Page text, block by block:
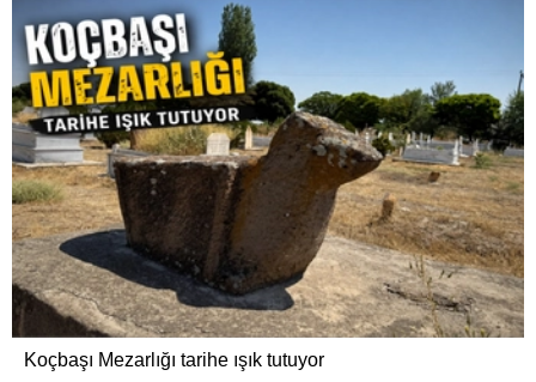
Koçbaşı Mezarlığı tarihe ışık tutuyor